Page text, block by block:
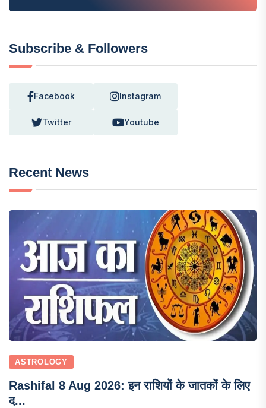
Subscribe & Followers
Facebook Instagram
Twitter Youtube
Recent News
ASTROLOGY
Rashifal 8 Aug 2026: इन राशियों के जातकों के लिए
द...